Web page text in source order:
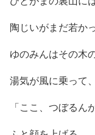
陶じいがまだ若か
ゆのみんはその木
湯気が風に乗って
「ここ、つぼる